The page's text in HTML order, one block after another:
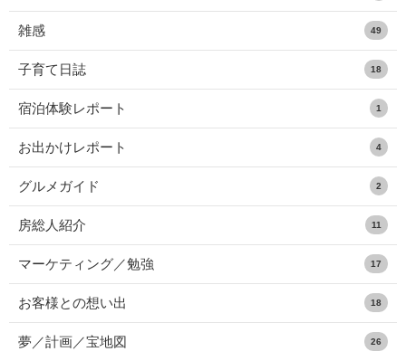
雑感 49
子育て日誌 18
宿泊体験レポート 1
お出かけレポート 4
グルメガイド 2
房総人紹介 11
マーケティング／勉強 17
お客様との想い出 18
夢／計画／宝地図 26